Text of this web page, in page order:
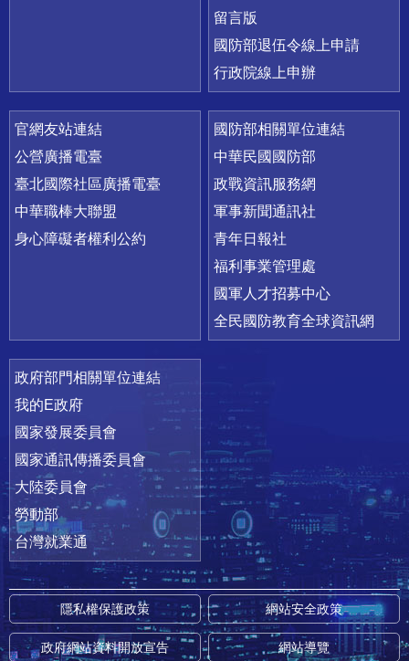
留言版
國防部退伍令線上申請
行政院線上申辦
官網友站連結
公營廣播電臺
臺北國際社區廣播電臺
中華職棒大聯盟
身心障礙者權利公約
國防部相關單位連結
中華民國國防部
政戰資訊服務網
軍事新聞通訊社
青年日報社
福利事業管理處
國軍人才招募中心
全民國防教育全球資訊網
政府部門相關單位連結
我的E政府
國家發展委員會
國家通訊傳播委員會
大陸委員會
勞動部
台灣就業通
隱私權保護政策 網站安全政策
政府網站資料開放宣告 網站導覽